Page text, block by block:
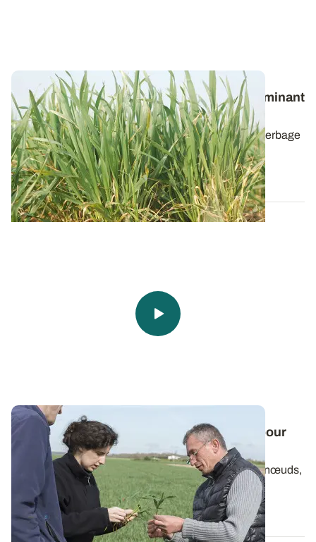
Stade épi 1 cm du blé : un marqueur déterminant
à savoir repérer
Fertilisation azotée, régulateur de croissance, désherbage
de rattrapage, fongicide… Le...
13 MARS 2025
Vidéo - Reconnaître les stades optimaux pour
traiter
Les céréales à paille vont bientôt arriver au stade 2 nœuds,
stade-clé dans la protection...
11 AVR. 2019